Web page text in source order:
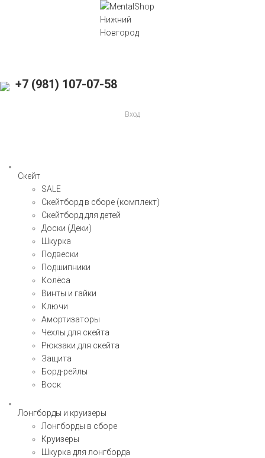
+7 (981) 107-07-58
Вход
Скейт
SALE
Скейтборд в сборе (комплект)
Скейтборд для детей
Доски (Деки)
Шкурка
Подвески
Подшипники
Колёса
Винты и гайки
Ключи
Амортизаторы
Чехлы для скейта
Рюкзаки для скейта
Защита
Борд-рейлы
Воск
Лонгборды и круизеры
Лонгборды в сборе
Круизеры
Шкурка для лонгборда